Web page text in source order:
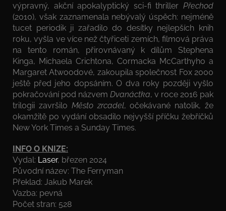
výpravný, akční apokalyptický sci-fi thriller Přechod
(2010), však zaznamenala nebývalý úspěch: nejméně
tucet periodik ji zařadilo do desítky nejlepších knih
roku, vyšla ve více než čtyřiceti zemích, filmová práva
na tento román, přirovnávaný k dílům Stephena
Kinga, Michaela Crichtona, Cormacka McCarthyho a
Margaret Atwoodové, zakoupila společnost Fox 2000
ještě před jeho dopsáním. O dva roky později vyšlo
pokračování pod názvem Dvanáctka, v roce 2016 pak
trilogii završilo Město zrcadel, očekávané natolik, že
okamžitě po vydání obsadilo nejvyšší příčku žebříčků
New York Times a Sunday Times.
INFO O KNIZE:
Vydal: Laser, březen 2024
Původní název: The Ferryman
Překlad: Jakub Marek
Vazba: pevná
Počet stran: 528